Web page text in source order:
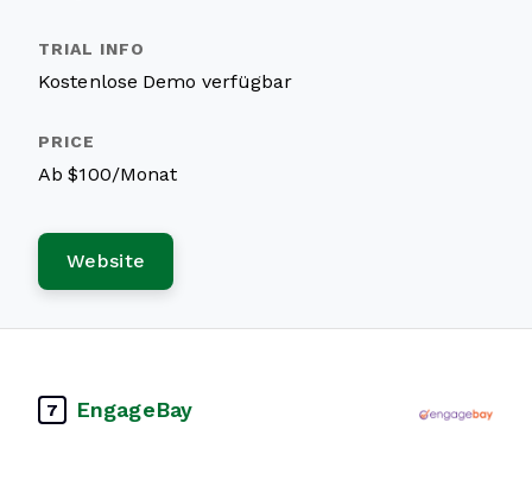
Kostenlose Demo verfügbar
Ab $100/Monat
Website
7 EngageBay